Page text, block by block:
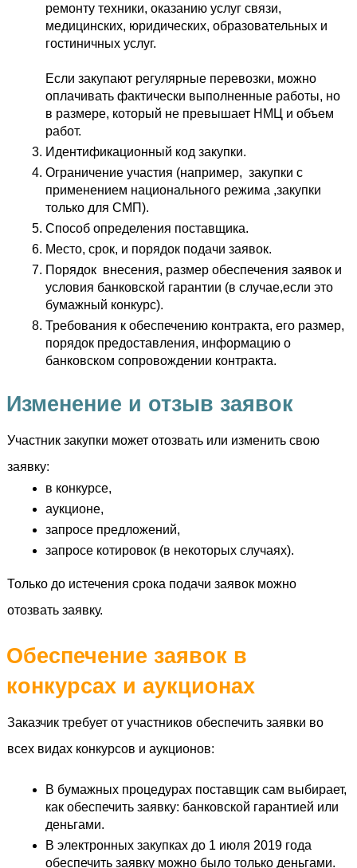
ремонту техники, оказанию услуг связи,
медицинских, юридических, образовательных и
гостиничных услуг.
Если закупают регулярные перевозки, можно
оплачивать фактически выполненные работы, но
в размере, который не превышает НМЦ и объем
работ.
Идентификационный код закупки.
Ограничение участия (например,  закупки с
применением национального режима ,закупки
только для СМП).
Способ определения поставщика.
Место, срок, и порядок подачи заявок.
Порядок  внесения, размер обеспечения заявок и
условия банковской гарантии (в случае,если это
бумажный конкурс).
Требования к обеспечению контракта, его размер,
порядок предоставления, информацию о
банковском сопровождении контракта.
Изменение и отзыв заявок
Участник закупки может отозвать или изменить свою
заявку:
в конкурсе,
аукционе,
запросе предложений,
запросе котировок (в некоторых случаях).
Только до истечения срока подачи заявок можно
отозвать заявку.
Обеспечение заявок в
конкурсах и аукционах
Заказчик требует от участников обеспечить заявки во
всех видах конкурсов и аукционов:
В бумажных процедурах поставщик сам выбирает,
как обеспечить заявку: банковской гарантией или
деньгами.
В электронных закупках до 1 июля 2019 года
обеспечить заявку можно было только деньгами.